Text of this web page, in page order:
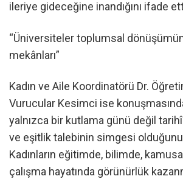
ileriye gideceğine inandığını ifade
“Üniversiteler toplumsal
mekânları”
Kadın ve Aile Koordinatörü Dr.
Vurucular Kesimci ise
yalnızca bir kutlama günü değil
ve eşitlik talebinin simgesi olduğunu
Kadınların eğitimde, bilimde,
çalışma hayatında görünürlük